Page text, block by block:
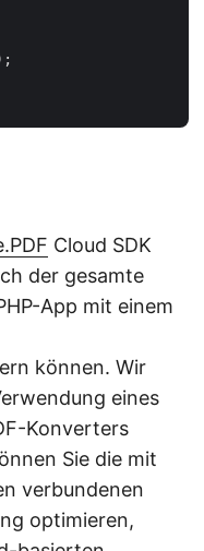
Cloud SDK
der gesamte
App mit einem
können. Wir
eines
Konverters
Sie die mit
verbundenen
optimieren,